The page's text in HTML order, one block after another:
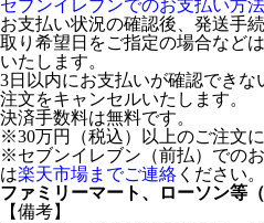
セブンイレブンでのお支払い方法
お支払い状況の確認後、発送手
取り希望日をご指定の場合など
いたします。
3日以内にお支払いが確認でき
注文をキャンセルいたします。
決済手数料は無料です。
※30万円（税込）以上のご注文
※セブンイレブン（前払）での
は楽天市場までご連絡 ください。
ファミリーマート、ローソン等（
【備考】